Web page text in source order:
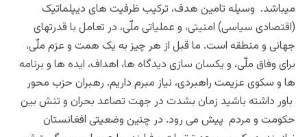
میباشد. وسیله تامین هدف، ترکیب ظرفیت های دیپلماتیک
(اقتصادی سیاسی) امنیتی، و عملیاتی ملّی، در تعامل با قدرتهای
جهانی و منطقه است. ما قبل از هر چیز به یک همت و عزم ملّی،
برای وفاق ملّی، و یکسان سازی دیدگاه ها، اهداف، ایده ها و برنامه
ها و سکوی عزیمت راهبردی، نیاز مبرم داریم. رهبران حزب محور
باور داشته باشید زمان بشدت در جهت تصاعد بحران و تنش بین
حکومت و مردم پیش می رود. در چنین وضعیتی افغانستان